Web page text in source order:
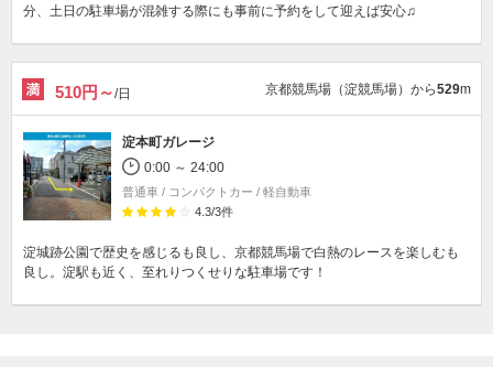
分、土日の駐車場が混雑する際にも事前に予約をして迎えば安心♫
510円～/日 京都競馬場（淀競馬場）から529m
淀本町ガレージ
0:00 ～ 24:00
普通車 / コンパクトカー / 軽自動車
4.3/3件
淀城跡公園で歴史を感じるも良し、京都競馬場で白熱のレースを楽しむも
良し。淀駅も近く、至れりつくせりな駐車場です！